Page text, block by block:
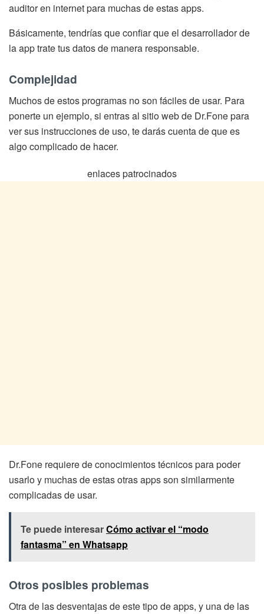
auditor en internet para muchas de estas apps.
Básicamente, tendrías que confiar que el desarrollador de
la app trate tus datos de manera responsable.
Complejidad
Muchos de estos programas no son fáciles de usar. Para
ponerte un ejemplo, si entras al sitio web de Dr.Fone para
ver sus instrucciones de uso, te darás cuenta de que es
algo complicado de hacer.
enlaces patrocinados
Dr.Fone requiere de conocimientos técnicos para poder
usarlo y muchas de estas otras apps son similarmente
complicadas de usar.
Te puede interesarCómo activar el “modo
fantasma” en Whatsapp
Otros posibles problemas
Otra de las desventajas de este tipo de apps, y una de las